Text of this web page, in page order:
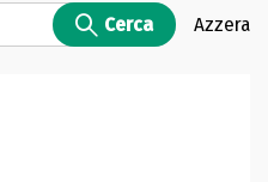
Cerca Azzera